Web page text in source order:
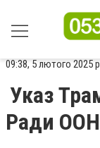
09:38, 5 лютого 2025
Указ
Ради